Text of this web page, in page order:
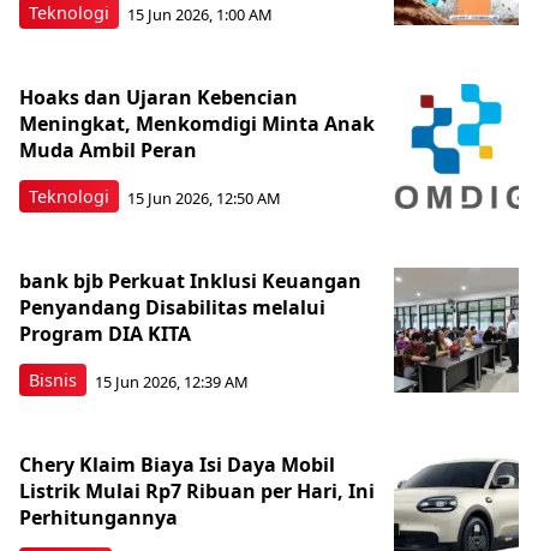
Teknologi 15 Jun 2026, 1:00 AM
Teknologi
Hoaks dan Ujaran Kebencian
Meningkat, Menkomdigi Minta Anak
Muda Ambil Peran
15 Jun 2026, 12:50 AM
Bisnis
bank bjb Perkuat Inklusi Keuangan
Penyandang Disabilitas melalui
Program DIA KITA
15 Jun 2026, 12:39 AM
Chery Klaim Biaya Isi Daya Mobil
Listrik Mulai Rp7 Ribuan per Hari, Ini
Perhitungannya